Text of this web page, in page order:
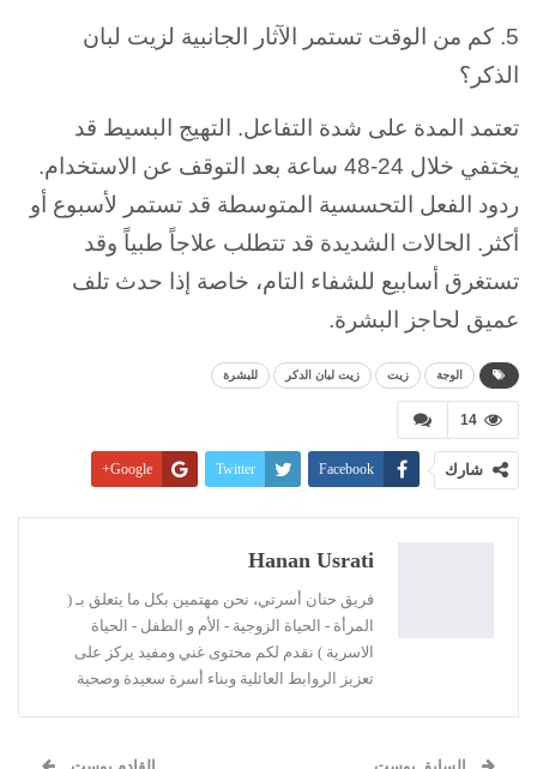
5. كم من الوقت تستمر الآثار الجانبية لزيت لبان
الذكر؟
تعتمد المدة على شدة التفاعل. التهيج البسيط قد
يختفي خلال 24-48 ساعة بعد التوقف عن الاستخدام.
ردود الفعل التحسسية المتوسطة قد تستمر لأسبوع أو
أكثر. الحالات الشديدة قد تتطلب علاجاً طبياً وقد
تستغرق أسابيع للشفاء التام، خاصة إذا حدث تلف
عميق لحاجز البشرة.
الوجة زيت زيت لبان الدكر للبشرة
14
شارك Facebook
Twitter
Google+
Linkedin
Hanan Usrati
فريق حنان أسرتي، نحن مهتمين بكل ما يتعلق بـ (
المرأة - الحياة الزوجية - الأم و الطفل - الحياة
الاسرية ) نقدم لكم محتوى غني ومفيد يركز على
تعزيز الروابط العائلية وبناء أسرة سعيدة وصحية